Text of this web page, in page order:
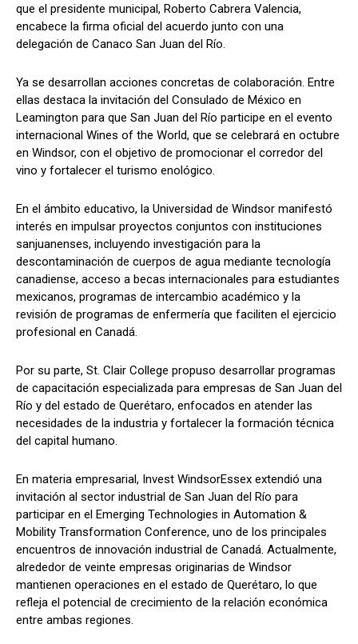
que el presidente municipal, Roberto Cabrera Valencia,
encabece la firma oficial del acuerdo junto con una
delegación de Canaco San Juan del Río.
Ya se desarrollan acciones concretas de colaboración. Entre
ellas destaca la invitación del Consulado de México en
Leamington para que San Juan del Río participe en el evento
internacional Wines of the World, que se celebrará en octubre
en Windsor, con el objetivo de promocionar el corredor del
vino y fortalecer el turismo enológico.
En el ámbito educativo, la Universidad de Windsor manifestó
interés en impulsar proyectos conjuntos con instituciones
sanjuanenses, incluyendo investigación para la
descontaminación de cuerpos de agua mediante tecnología
canadiense, acceso a becas internacionales para estudiantes
mexicanos, programas de intercambio académico y la
revisión de programas de enfermería que faciliten el ejercicio
profesional en Canadá.
Por su parte, St. Clair College propuso desarrollar programas
de capacitación especializada para empresas de San Juan del
Río y del estado de Querétaro, enfocados en atender las
necesidades de la industria y fortalecer la formación técnica
del capital humano.
En materia empresarial, Invest WindsorEssex extendió una
invitación al sector industrial de San Juan del Río para
participar en el Emerging Technologies in Automation &
Mobility Transformation Conference, uno de los principales
encuentros de innovación industrial de Canadá. Actualmente,
alrededor de veinte empresas originarias de Windsor
mantienen operaciones en el estado de Querétaro, lo que
refleja el potencial de crecimiento de la relación económica
entre ambas regiones.